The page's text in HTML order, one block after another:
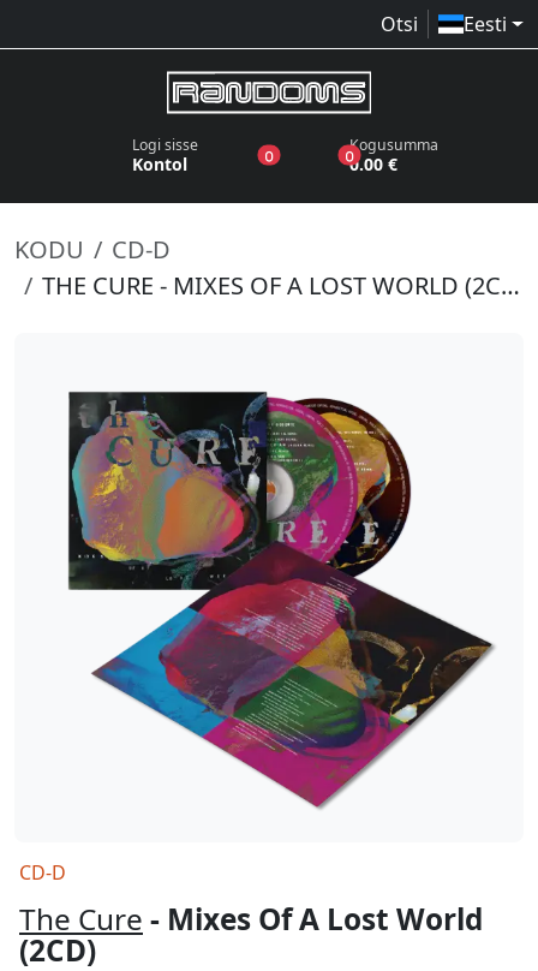
Otsi Eesti
Logi sisse
Kontol 0toodet sooviloendis
0toodet ostukorvis
Kogusumma
0.00 €
KODU
CD-D
THE CURE - MIXES OF A LOST WORLD (2CD)
CD-D
The Cure - Mixes Of A Lost World
(2CD)